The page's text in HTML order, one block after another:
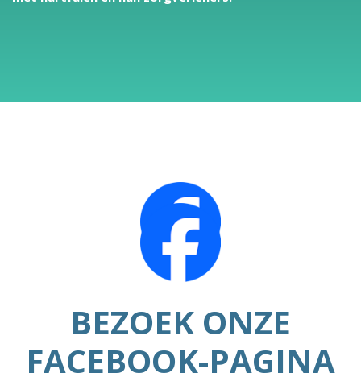
BEZOEK ONZE
FACEBOOK-PAGINA